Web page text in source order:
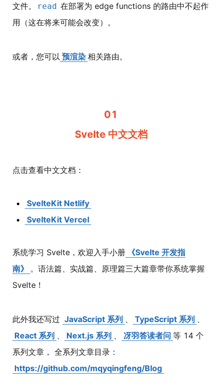
文件。
read 在部署为 edge functions 的路由中不起作
用（这在将来可能会改变）。
或者，您可以 预渲染 相关路由。
01
Svelte 中文文档
点击查看中文文档：
SvelteKit Netlify
SvelteKit Vercel
系统学习 Svelte，欢迎入手小册
《Svelte 开发指
南》
。语法篇、实战篇、原理篇三大篇章带你系统掌握
Svelte！
此外我还写过 JavaScript 系列 TypeScript 系列
React 系列
Next.js 系列 冴羽答读者问 等 14 个
系列文章， 全系列文章目录：
https://github.com/mqyqingfeng/Blog